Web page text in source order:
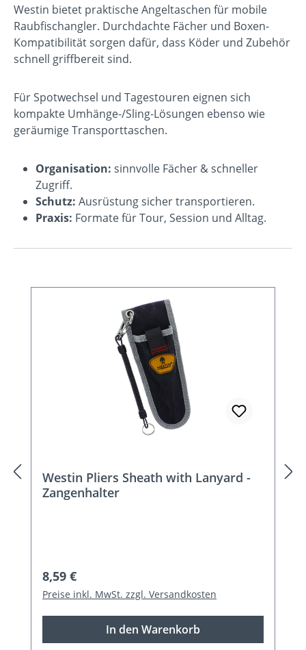
Westin bietet praktische Angeltaschen für mobile
Raubfischangler. Durchdachte Fächer und Boxen-
Kompatibilität sorgen dafür, dass Köder und Zubehör
schnell griffbereit sind.
Für Spotwechsel und Tagestouren eignen sich
kompakte Umhänge-/Sling-Lösungen ebenso wie
geräumige Transporttaschen.
Organisation: sinnvolle Fächer & schneller
Zugriff.
Schutz: Ausrüstung sicher transportieren.
Praxis: Formate für Tour, Session und Alltag.
Westin Pliers Sheath with Lanyard -
Zangenhalter
Regulärer Preis:
8,59 €
Preise inkl. MwSt. zzgl. Versandkosten
In den Warenkorb